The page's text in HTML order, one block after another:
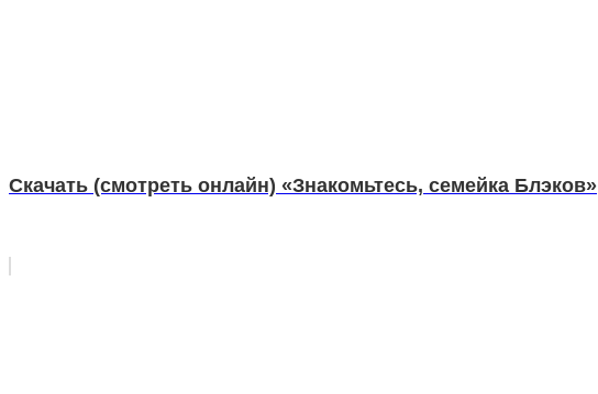
Скачать (смотреть онлайн) «Знакомьтесь, семейка Блэков»